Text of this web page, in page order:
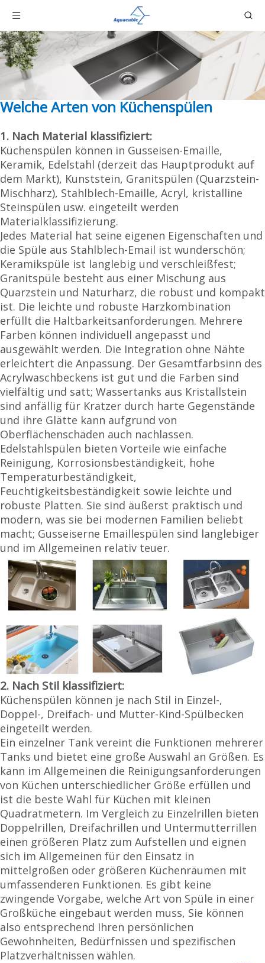
Welche Arten von Küchenspülen
1. Nach Material klassifiziert:
Küchenspülen können in Gusseisen-Emaille,
Keramik, Edelstahl (derzeit das Hauptprodukt auf
dem Markt), Kunststein, Granitspülen (Quarzstein-
Mischharz), Stahlblech-Emaille, Acryl, kristalline
Steinspülen usw. eingeteilt werden
Materialklassifizierung.
Jedes Material hat seine eigenen Eigenschaften und
die Spüle aus Stahlblech-Email ist wunderschön;
Keramikspüle ist langlebig und verschleißfest;
Granitspüle besteht aus einer Mischung aus
Quarzstein und Naturharz, die robust und kompakt
ist. Die leichte und robuste Harzkombination
erfüllt die Haltbarkeitsanforderungen. Mehrere
Farben können individuell angepasst und
ausgewählt werden. Die Integration ohne Nähte
erleichtert die Anpassung. Der Gesamtfarbsinn des
Acrylwaschbeckens ist gut und die Farben sind
vielfältig und satt; Wassertanks aus Kristallstein
sind anfällig für Kratzer durch harte Gegenstände
und ihre Glätte kann aufgrund von
Oberflächenschäden auch nachlassen.
Edelstahlspülen bieten Vorteile wie einfache
Reinigung, Korrosionsbeständigkeit, hohe
Temperaturbeständigkeit,
Feuchtigkeitsbeständigkeit sowie leichte und
robuste Platten. Sie sind äußerst praktisch und
modern, was sie bei modernen Familien beliebt
macht; Gusseiserne Emaillespülen sind langlebiger
und im Allgemeinen relativ teuer.
2. Nach Stil klassifiziert:
Küchenspülen können je nach Stil in Einzel-,
Doppel-, Dreifach- und Mutter-Kind-Spülbecken
eingeteilt werden.
Ein einzelner Tank vereint die Funktionen mehrerer
Tanks und bietet eine große Auswahl an Größen. Es
kann im Allgemeinen die Reinigungsanforderungen
von Küchen unterschiedlicher Größe erfüllen und
ist die beste Wahl für Küchen mit kleinen
Quadratmetern. Im Vergleich zu Einzelrillen bieten
Doppelrillen, Dreifachrillen und Untermutterrillen
einen größeren Platz zum Aufstellen und eignen
sich im Allgemeinen für den Einsatz in
mittelgroßen oder größeren Küchenräumen mit
umfassenderen Funktionen. Es gibt keine
zwingende Vorgabe, welche Art von Spüle in einer
Großküche eingebaut werden muss, Sie können
also entsprechend Ihren persönlichen
Gewohnheiten, Bedürfnissen und spezifischen
Platzverhältnissen wählen.